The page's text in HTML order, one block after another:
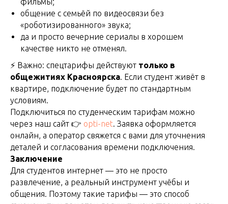
общение с семьёй по видеосвязи без
«роботизированного» звука;
да и просто вечерние сериалы в хорошем
качестве никто не отменял.
⚡ Важно: спецтарифы действуют только в
общежитиях Красноярска. Если студент живёт в
квартире, подключение будет по стандартным
условиям.
Подключиться по студенческим тарифам можно
через наш сайт 👉 opti-net. Заявка оформляется
онлайн, а оператор свяжется с вами для уточнения
деталей и согласования времени подключения.
Заключение
Для студентов интернет — это не просто
развлечение, а реальный инструмент учёбы и
общения. Поэтому такие тарифы — это способ